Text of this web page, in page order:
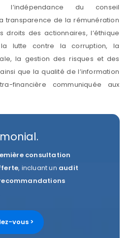
l’indépendance du conseil
transparence de la rémunération
droits des actionnaires, l’éthique
lutte contre la corruption, la
la gestion des risques et des
que la qualité de l’information
financière communiquée aux
consultation
, incluant un audit
vous >